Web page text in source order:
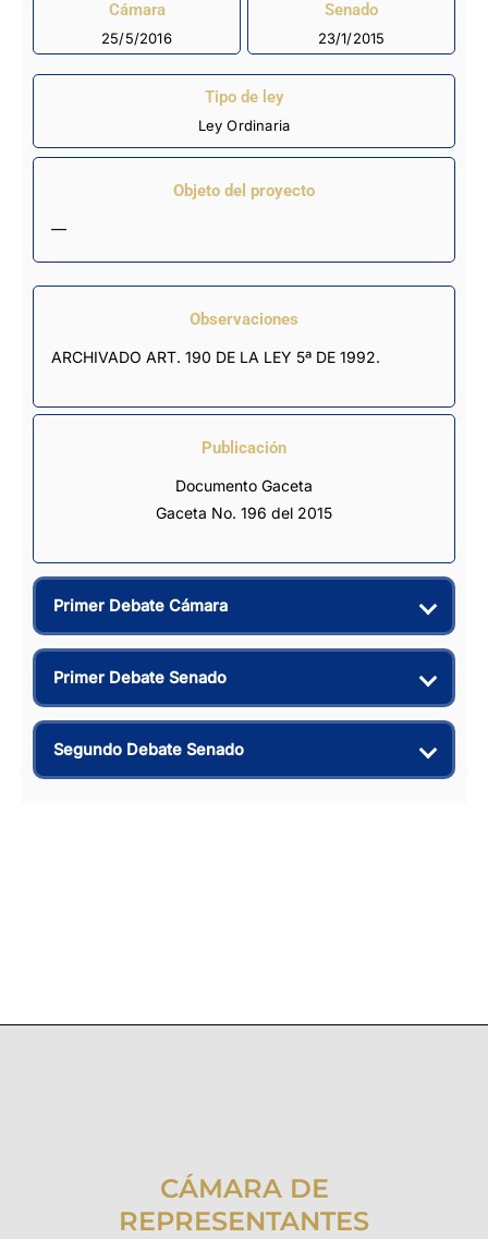
Cámara
25/5/2016
Senado
23/1/2015
Tipo de ley
Ley Ordinaria
Objeto del proyecto
—
Observaciones
ARCHIVADO ART. 190 DE LA LEY 5ª DE 1992.
Publicación
Documento Gaceta
Gaceta No. 196 del 2015
Primer Debate Cámara
Primer Debate Senado
Segundo Debate Senado
CÁMARA DE
REPRESENTANTES